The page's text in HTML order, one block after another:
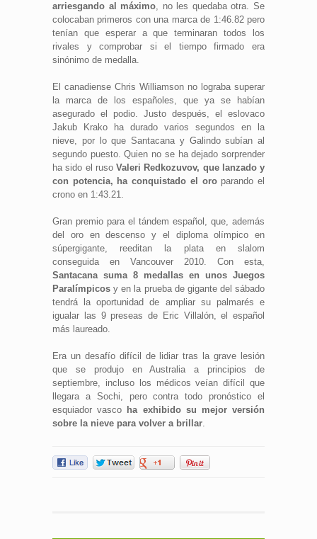
arriesgando al máximo, no les quedaba otra. Se
colocaban primeros con una marca de 1:46.82 pero
tenían que esperar a que terminaran todos los
rivales y comprobar si el tiempo firmado era
sinónimo de medalla.
El canadiense Chris Williamson no lograba superar
la marca de los españoles, que ya se habían
asegurado el podio. Justo después, el eslovaco
Jakub Krako ha durado varios segundos en la
nieve, por lo que Santacana y Galindo subían al
segundo puesto. Quien no se ha dejado sorprender
ha sido el ruso Valeri Redkozuvov, que lanzado y
con potencia, ha conquistado el oroparando el
crono en 1:43.21.
Gran premio para el tándem español, que, además
del oro en descenso y el diploma olímpico en
súpergigante, reeditan la plata en slalom
conseguida en Vancouver 2010. Con esta,
Santacana suma 8 medallas en unos Juegos
Paralímpicos y en la prueba de gigante del sábado
tendrá la oportunidad de ampliar su palmarés e
igualar las 9 preseas de Eric Villalón, el español
más laureado.
Era un desafío difícil de lidiar tras la grave lesión
que se produjo en Australia a principios de
septiembre, incluso los médicos veían difícil que
llegara a Sochi, pero contra todo pronóstico el
esquiador vasco ha exhibido su mejor versión
sobre la nieve para volver a brillar.